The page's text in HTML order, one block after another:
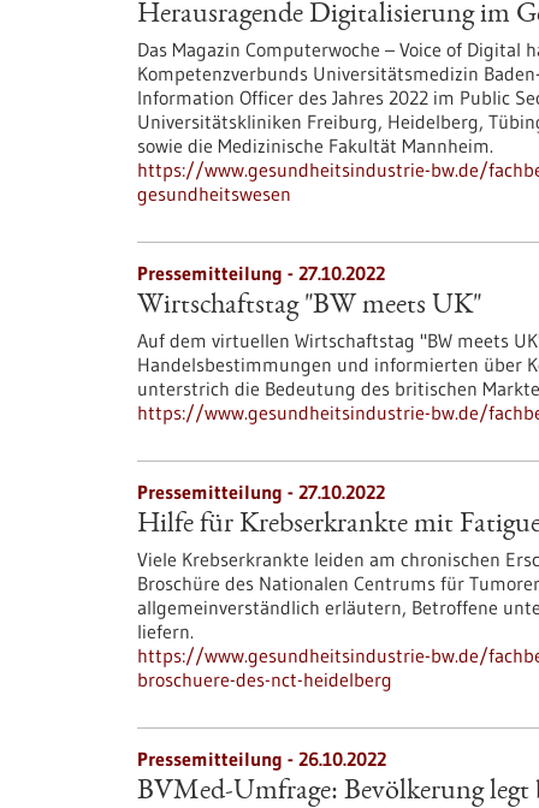
Herausragende Digitalisierung im
Das Magazin Computerwoche – Voice of
Kompetenzverbunds Universitätsmedizin
Information Officer des Jahres 2022 im Public
Universitätskliniken Freiburg, Heidelberg,
sowie die Medizinische Fakultät Mannheim.
https://www.gesundheitsindustrie-bw.de/
gesundheitswesen
Pressemitteilung - 27.10.2022
Wirtschaftstag "BW meets UK"
Auf dem virtuellen Wirtschaftstag "BW meets
Handelsbestimmungen und informierten über
unterstrich die Bedeutung des britischen
https://www.gesundheitsindustrie-bw.de/
Pressemitteilung - 27.10.2022
Hilfe für Krebserkrankte mit
Viele Krebserkrankte leiden am chronischen
Broschüre des Nationalen Centrums für
allgemeinverständlich erläutern, Betroffene
liefern.
https://www.gesundheitsindustrie-bw.de/
broschuere-des-nct-heidelberg
Pressemitteilung - 26.10.2022
BVMed-Umfrage: Bevölkerung